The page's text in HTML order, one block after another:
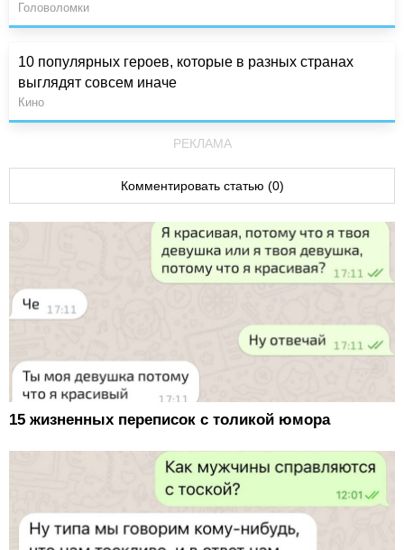
Головоломки
10 популярных героев, которые в разных странах
выглядят совсем иначе
Кино
РЕКЛАМА
Комментировать статью (0)
15 жизненных переписок с толикой юмора